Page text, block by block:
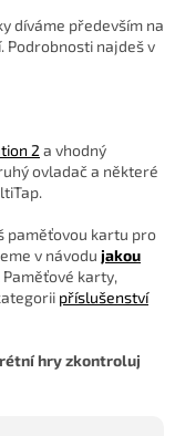
díváme především na
Podrobnosti najdeš v
2a vhodný
ovladač a některé
paměťovou kartu pro
v návodu jakou
Paměťové karty,
příslušenství
hry zkontroluj